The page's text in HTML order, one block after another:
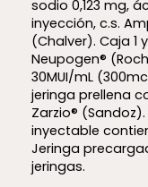
sodio 0,123 mg,
inyección, c.s.
(Chalver). Caja 1
Neupogen®
30MUI/mL
jeringa prellena
Zarzio®
inyectable
Jeringa
jeringas.